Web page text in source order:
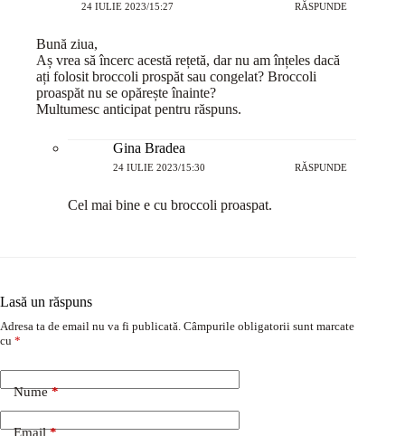
24 IULIE 2023/15:27 RĂSPUNDE
Bună ziua,
Aș vrea să încerc acestă rețetă, dar nu am înțeles dacă
ați folosit broccoli prospăt sau congelat? Broccoli
proaspăt nu se opărește înainte?
Multumesc anticipat pentru răspuns.
Gina Bradea
24 IULIE 2023/15:30 RĂSPUNDE
Cel mai bine e cu broccoli proaspat.
Lasă un răspuns
Adresa ta de email nu va fi publicată. Câmpurile obligatorii sunt marcate
cu *
Nume*
Email*